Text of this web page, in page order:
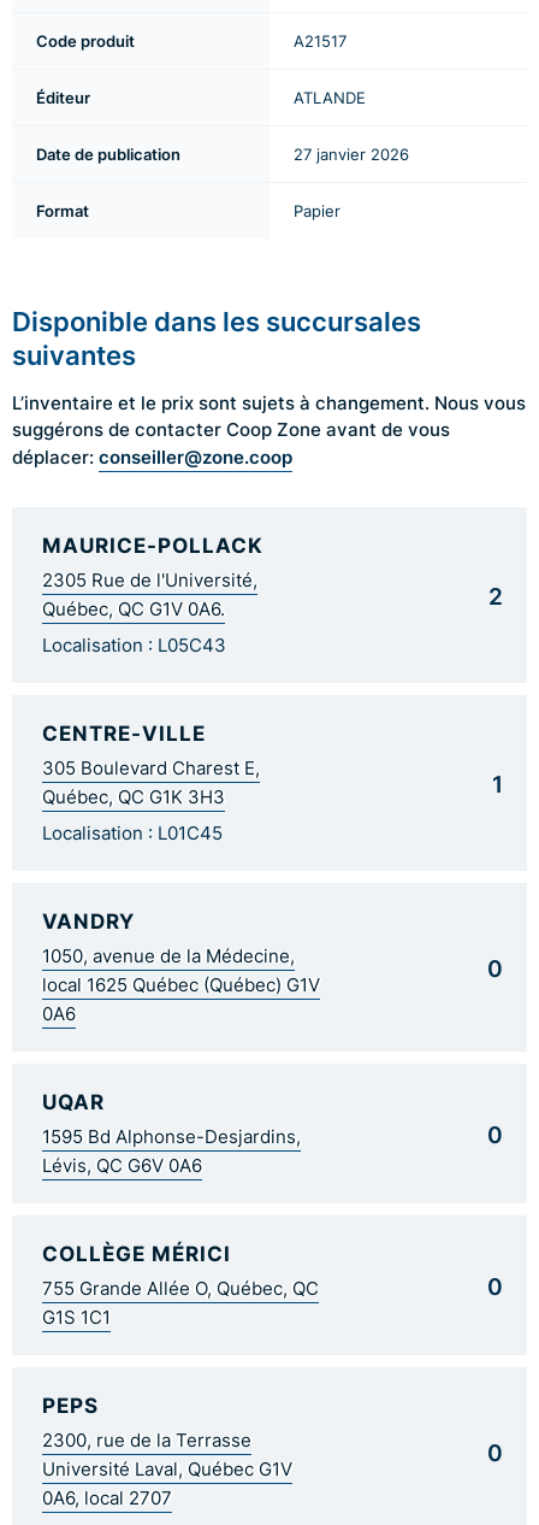
Code produit A21517
Éditeur ATLANDE
Date de publication 27 janvier 2026
Format Papier
Disponible dans les succursales
suivantes
L’inventaire et le prix sont sujets à changement. Nous vous
suggérons de contacter Coop Zone avant de vous
déplacer: conseiller@zone.coop
MAURICE-POLLACK
2305 Rue de l'Université,
Québec, QC G1V 0A6.
Localisation : L05C43
2
CENTRE-VILLE
305 Boulevard Charest E,
Québec, QC G1K 3H3
Localisation : L01C45
1
VANDRY
1050, avenue de la Médecine,
local 1625 Québec (Québec) G1V
0A6
0
UQAR
1595 Bd Alphonse-Desjardins,
Lévis, QC G6V 0A6
0
COLLÈGE MÉRICI
755 Grande Allée O, Québec, QC
G1S 1C1
0
PEPS
2300, rue de la Terrasse
Université Laval, Québec G1V
0A6, local 2707
0